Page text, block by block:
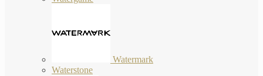
Watermark
Waterstone